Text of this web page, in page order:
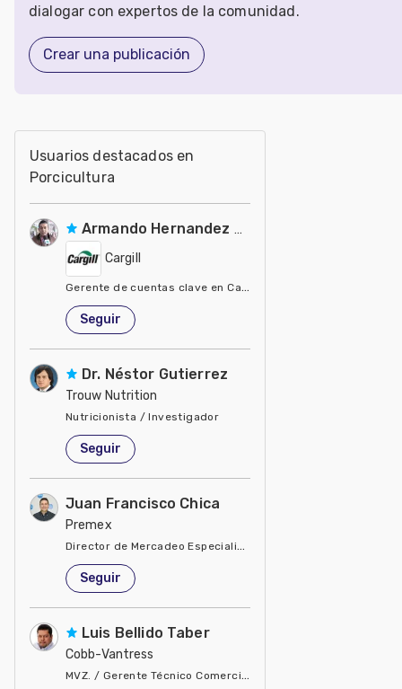
dialogar con expertos de la comunidad.
Crear una publicación
Usuarios destacados en
Porcicultura
Armando Hernandez Silva
Cargill
Gerente de cuentas clave en Cargill
Estados Unidos de América
Seguir
Dr. Néstor Gutierrez
Trouw Nutrition
Nutricionista / Investigador
Estados Unidos de América
Seguir
Juan Francisco Chica
Premex
Director de Mercadeo Especialidades
Estados Unidos de América
Seguir
Luis Bellido Taber
Cobb-Vantress
MVZ. / Gerente Técnico Comercial del Pacto Andino